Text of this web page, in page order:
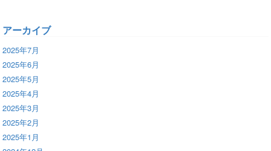
アーカイブ
2025年7月
2025年6月
2025年5月
2025年4月
2025年3月
2025年2月
2025年1月